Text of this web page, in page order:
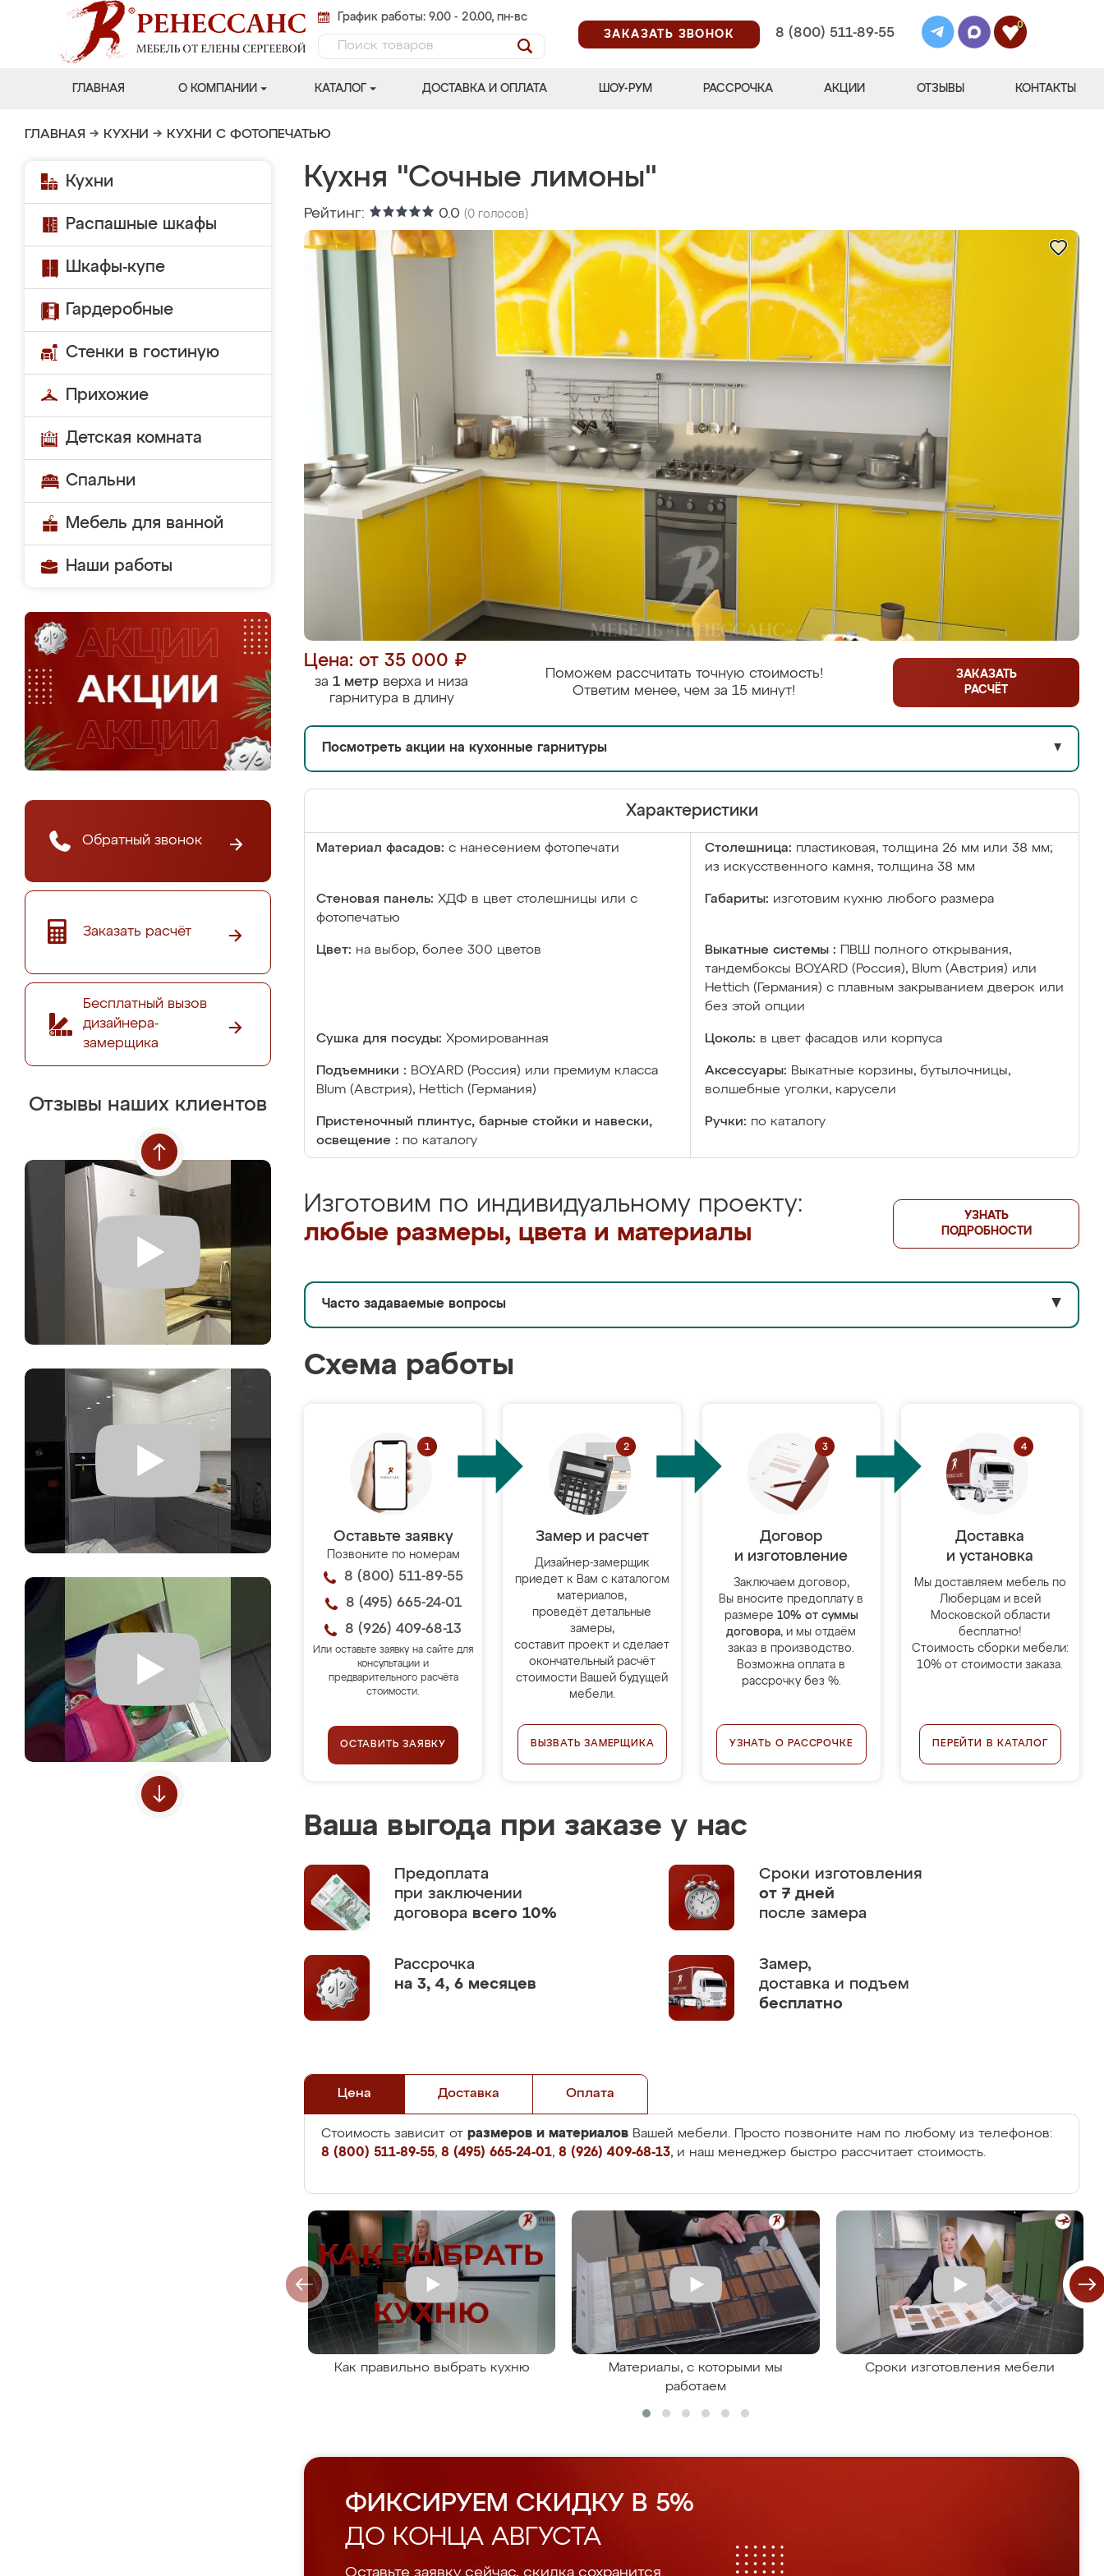
График работы: 9.00 - 20.00, пн-вс
ЗАКАЗАТЬ ЗВОНОК
8 (800) 511-89-55
0
ГЛАВНАЯ О КОМПАНИИ КАТАЛОГ ДОСТАВКА И ОПЛАТА ШОУ-РУМ РАССРОЧКА АКЦИИ ОТЗЫВЫ КОНТАКТЫ
ГЛАВНАЯ → КУХНИ → КУХНИ С ФОТОПЕЧАТЬЮ
Кухни
Распашные шкафы
Шкафы-купе
Гардеробные
Стенки в гостиную
Прихожие
Детская комната
Спальни
Мебель для ванной
Наши работы
Обратный звонок
Заказать расчёт
Бесплатный вызов
дизайнера-
замерщика
Отзывы наших клиентов
Кухня "Сочные лимоны"
Рейтинг: 0.0 (0 голосов)
Цена: от 35 000 ₽
за 1 метр верха и низа
гарнитура в длину
Поможем рассчитать точную стоимость!
Ответим менее, чем за 15 минут!
ЗАКАЗАТЬ
РАСЧЁТ
Посмотреть акции на кухонные гарнитуры ▼
Характеристики
Материал фасадов: с нанесением фотопечати Столешница: пластиковая, толщина 26 мм или 38 мм;
из искусственного камня, толщина 38 мм
Стеновая панель: ХДФ в цвет столешницы или с
фотопечатью
Габариты: изготовим кухню любого размера
Цвет: на выбор, более 300 цветов Выкатные системы :
ПВШ полного открывания,
тандембоксы BOYARD (Россия), Blum (Австрия) или
Hettich (Германия) с плавным закрыванием дверок или
без этой опции
Сушка для посуды: Хромированная Цоколь: в цвет фасадов или корпуса
Подъемники : BOYARD (Россия) или премиум класса
Blum (Австрия), Hettich (Германия)
Аксессуары: Выкатные корзины, бутылочницы,
волшебные уголки, карусели
Пристеночный плинтус, барные стойки и навески,
освещение : по каталогу
Ручки: по каталогу
Изготовим по индивидуальному проекту:
любые размеры, цвета и материалы
УЗНАТЬ
ПОДРОБНОСТИ
Часто задаваемые вопросы ▼
Схема работы
Оставьте заявку
Позвоните по номерам
8 (800) 511-89-55
8 (495) 665-24-01
8 (926) 409-68-13
Или оставьте заявку на сайте для
консультации и
предварительного расчёта
стоимости.
ОСТАВИТЬ ЗАЯВКУ
Замер и расчет
Дизайнер-замерщик
приедет к Вам с каталогом
материалов,
проведёт детальные
замеры,
составит проект и сделает
окончательный расчёт
стоимости Вашей будущей
мебели.
ВЫЗВАТЬ ЗАМЕРЩИКА
Договор
и изготовление
Заключаем договор,
Вы вносите предоплату в
размере 10% от суммы
договора, и мы отдаём
заказ в производство.
Возможна оплата в
рассрочку без %.
УЗНАТЬ О РАССРОЧКЕ
Доставка
и установка
Мы доставляем мебель по
Люберцам и всей
Московской области
бесплатно!
Стоимость сборки мебели:
10% от стоимости заказа.
ПЕРЕЙТИ В КАТАЛОГ
Ваша выгода при заказе у нас
Предоплата
при заключении
договора всего 10%
Сроки изготовления
от 7 дней
после замера
Рассрочка
на 3, 4, 6 месяцев
Замер,
доставка и подъем
бесплатно
Цена Доставка Оплата
Стоимость зависит от размеров и материалов Вашей мебели. Просто позвоните нам по любому из телефонов:
8 (800) 511-89-55, 8 (495) 665-24-01, 8 (926) 409-68-13, и наш менеджер быстро рассчитает стоимость.
Как правильно выбрать кухню
Материалы, с которыми мы
работаем
Сроки изготовления мебели
ФИКСИРУЕМ СКИДКУ В 5%
ДО КОНЦА АВГУСТА
Оставьте заявку сейчас, скидка сохранится.